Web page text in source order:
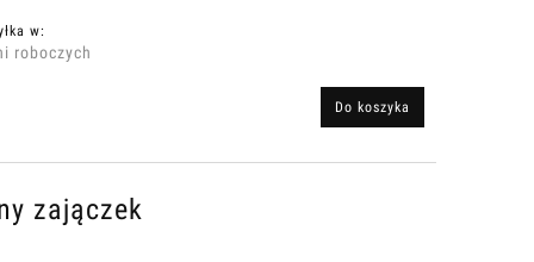
w:
roboczych
Do koszyka
zajączek